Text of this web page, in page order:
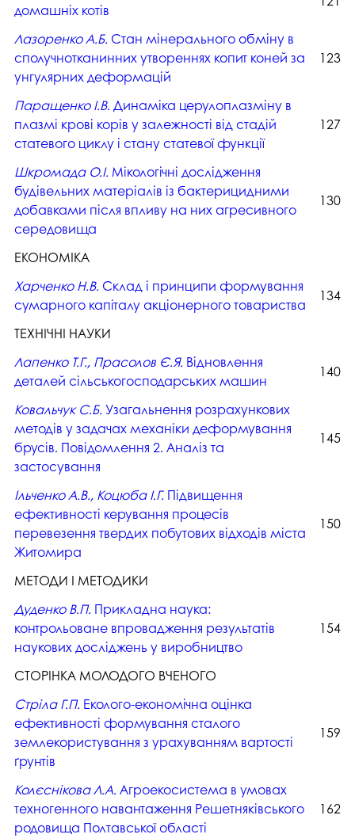
домашніх котів
Лазоренко А.Б. Стан мінерального обміну в
сполучнотканинних утвореннях копит коней за
унгулярних деформацій
123
Паращенко І.В. Динаміка церулоплазміну в
плазмі крові корів у залежності від стадій
статевого циклу і стану статевої функції
127
Шкромада О.І. Мікологічні дослідження
будівельних матеріалів із бактерицидними
добавками після впливу на них агресивного
середовища
130
ЕКОНОМІКА
Харченко Н.В. Склад і принципи формування
сумарного капіталу акціонерного товариства
134
ТЕХНІЧНІ НАУКИ
Лапенко Т.Г., Прасолов Є.Я. Відновлення
деталей сільськогосподарських машин
140
Ковальчук С.Б. Узагальнення розрахункових
методів у задачах механіки деформування
брусів. Повідомлення 2. Аналіз та
застосування
145
Ільченко А.В., Коцюба І.Г. Підвищення
ефективності керування процесів
перевезення твердих побутових відходів міста
Житомира
150
МЕТОДИ І МЕТОДИКИ
Дуденко В.П. Прикладна наука:
контрольоване впровадження результатів
наукових досліджень у виробництво
154
СТОРІНКА МОЛОДОГО ВЧЕНОГО
Стріла Г.П. Еколого-економічна оцінка
ефективності формування сталого
землекористування з урахуванням вартості
ґрунтів
159
Колєснікова Л.А. Агроекосистема в умовах
техногенного навантаження Решетняківського
родовища Полтавської області
162